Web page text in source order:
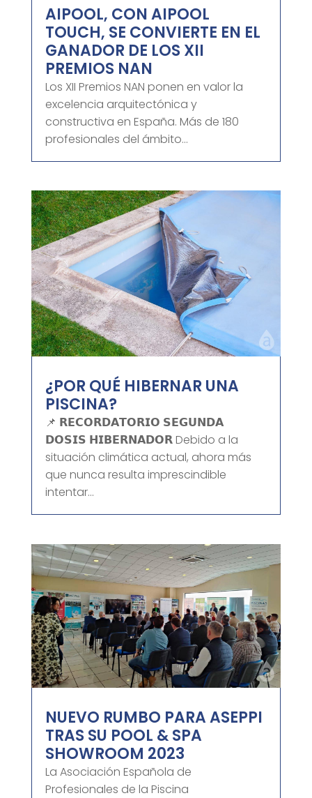
AIPOOL, CON AIPOOL
TOUCH, SE CONVIERTE EN EL
GANADOR DE LOS XII
PREMIOS NAN
Los XII Premios NAN ponen en valor la
excelencia arquitectónica y
constructiva en España. Más de 180
profesionales del ámbito...
¿POR QUÉ HIBERNAR UNA
PISCINA?
📌 𝗥𝗘𝗖𝗢𝗥𝗗𝗔𝗧𝗢𝗥𝗜𝗢 𝗦𝗘𝗚𝗨𝗡𝗗𝗔
𝗗𝗢𝗦𝗜𝗦 𝗛𝗜𝗕𝗘𝗥𝗡𝗔𝗗𝗢𝗥 Debido a la
situación climática actual, ahora más
que nunca resulta imprescindible
intentar...
NUEVO RUMBO PARA ASEPPI
TRAS SU POOL & SPA
SHOWROOM 2023
La Asociación Española de
Profesionales de la Piscina